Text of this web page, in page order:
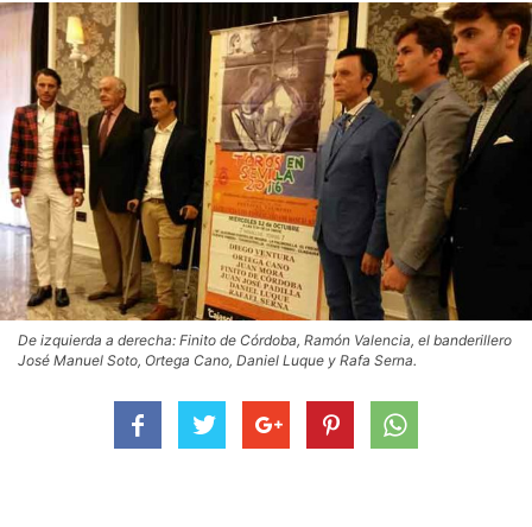
De izquierda a derecha: Finito de Córdoba, Ramón Valencia, el banderillero
José Manuel Soto, Ortega Cano, Daniel Luque y Rafa Serna.